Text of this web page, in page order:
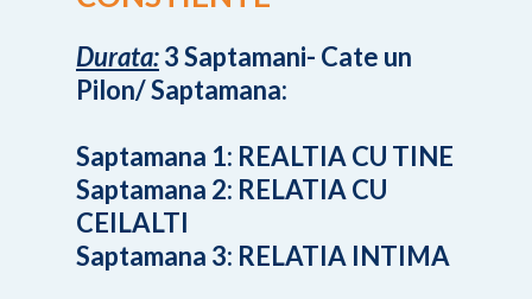
Durata:3 Saptamani- Cate un
Pilon/ Saptamana:
Saptamana 1: REALTIA CU TINE
Saptamana 2: RELATIA CU
CEILALTI
Saptamana 3: RELATIA INTIMA